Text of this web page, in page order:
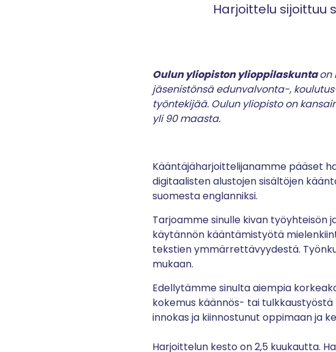
Harjoittelu sijoittuu
Oulun yliopiston ylioppilaskuntaon
jäsenistönsä edunvalvonta-,
työntekijää. Oulun yliopisto on
yli 90 maasta.
Kääntäjäharjoittelijanamme pääset
digitaalisten alustojen sisältöjen
suomesta englanniksi.
Tarjoamme sinulle kivan työyhteisön
käytännön kääntämistyötä
tekstien ymmärrettävyydestä.
mukaan.
Edellytämme sinulta aiempia
kokemus käännös- tai
innokas ja kiinnostunut oppimaan ja
Harjoittelun kesto on 2,5 kuukautta.